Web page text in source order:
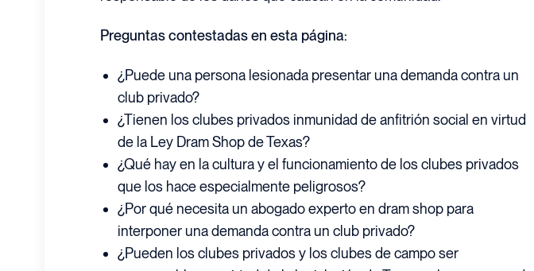
Preguntas contestadas en esta página:
¿Puede una persona lesionada presentar una demanda contra un
club privado?
¿Tienen los clubes privados inmunidad de anfitrión social en virtud
de la Ley Dram Shop de Texas?
¿Qué hay en la cultura y el funcionamiento de los clubes privados
que los hace especialmente peligrosos?
¿Por qué necesita un abogado experto en dram shop para
interponer una demanda contra un club privado?
¿Pueden los clubes privados y los clubes de campo ser